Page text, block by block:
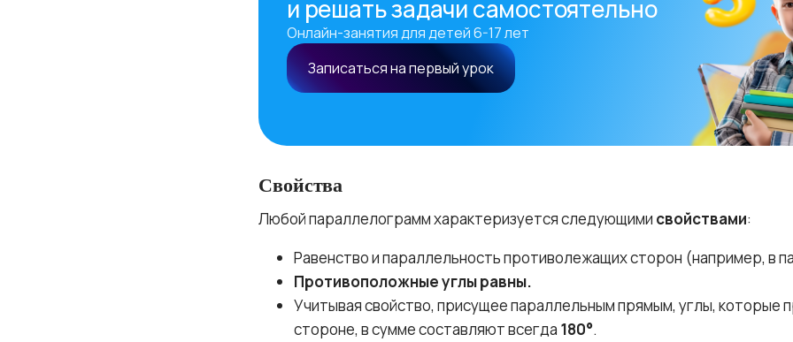
и решать задачи самостоятельно
Онлайн-занятия для детей 6-17 лет
Записаться на первый урок
Свойства
Любой параллелограмм характеризуется следующими свойствами:
Равенство и параллельность противолежащих сторон (например, в
Противоположные углы равны.
Учитывая свойство, присущее параллельным прямым, углы, которые
стороне, в сумме составляют всегда 180°.